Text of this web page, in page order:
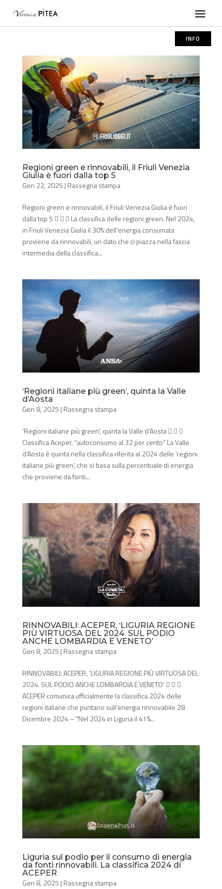
INFO
Regioni green e rinnovabili, il Friuli Venezia
Giulia è fuori dalla top 5
Gen 22, 2025 | Rassegna stampa
Regioni green e rinnovabili, il Friuli Venezia Giulia è fuori
dalla top 5    La classifica delle regioni green. Nel 2024,
in Friuli Venezia Giulia il 30% dell’energia consumata
proviene da rinnovabili, un dato che ci piazza nella fascia
intermedia della classifica...
‘Regioni italiane più green’, quinta la Valle
d’Aosta
Gen 8, 2025 | Rassegna stampa
‘Regioni italiane più green’, quinta la Valle d’Aosta   
Classifica Aceper, “autoconsumo al 32 per cento” La Valle
d’Aosta è quinta nella classifica riferita al 2024 delle ‘regioni
italiane più green’, che si basa sulla percentuale di energia
che proviene da fonti...
RINNOVABILI: ACEPER, ‘LIGURIA REGIONE
PIÙ VIRTUOSA DEL 2024. SUL PODIO
ANCHE LOMBARDIA E VENETO’
Gen 8, 2025 | Rassegna stampa
RINNOVABILI: ACEPER, ‘LIGURIA REGIONE PIÙ VIRTUOSA DEL
2024. SUL PODIO ANCHE LOMBARDIA E VENETO’   
ACEPER comunica ufficialmente la classifica 2024 delle
regioni italiane che puntano sull’energia rinnovabile 28
Dicembre 2024 – “Nel 2024 in Liguria il 41%...
Liguria sul podio per il consumo di energia
da fonti rinnovabili. La classifica 2024 di
ACEPER
Gen 8, 2025 | Rassegna stampa